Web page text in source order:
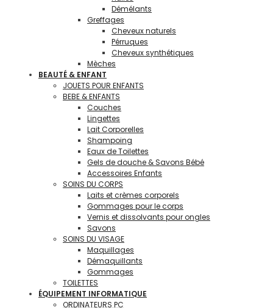
Démélants
Greffages
Cheveux naturels
Pérruques
Cheveux synthétiques
Mèches
BEAUTÉ & ENFANT
JOUETS POUR ENFANTS
BEBE & ENFANTS
Couches
Lingettes
Lait Corporelles
Shampoing
Eaux de Toilettes
Gels de douche & Savons Bébé
Accessoires Enfants
SOINS DU CORPS
Laits et crèmes corporels
Gommages pour le corps
Vernis et dissolvants pour ongles
Savons
SOINS DU VISAGE
Maquillages
Démaquillants
Gommages
TOILETTES
ÉQUIPEMENT INFORMATIQUE
ORDINATEURS PC